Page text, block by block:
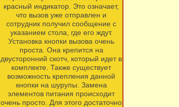
красный индикатор. Это означает,
что вызов уже отправлен и
сотрудник получил сообщение с
указанием стола, где его ждут.
Установка кнопки вызова очень
проста. Она крепится на
двусторонний скотч, который идет в
комплекте. Также существует
возможность крепления данной
кнопки на шурупы. Замена
элементов питания происходит
очень просто. Для этого достаточно